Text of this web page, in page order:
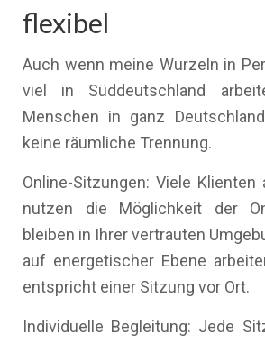
flexibel
Auch wenn meine Wurzeln in
viel in Süddeutschland
Menschen in ganz
keine räumliche Trennung.
Online-Sitzungen: Viele Klienten
nutzen die Möglichkeit der
bleiben in Ihrer vertrauten
auf energetischer Ebene
entspricht einer Sitzung vor Ort.
Individuelle Begleitung: Jede